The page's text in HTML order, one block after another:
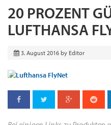
20 PROZENT
LUFTHANSA
3. August 2016 by Editor